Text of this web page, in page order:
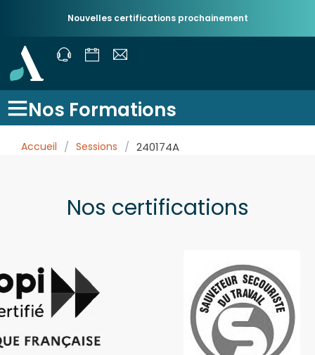
Nouvelles certifications prochainement
Nos Formations
Accueil / Sessions / 240174A
Nos certifications